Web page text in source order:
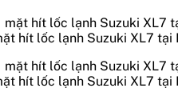
hít lốc lạnh Suzuki XL7 tại
hít lốc lạnh Suzuki XL7 tại